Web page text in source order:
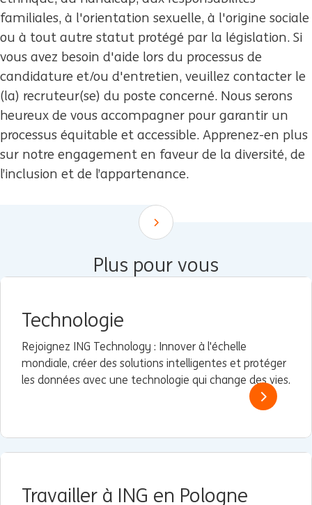
familiales, à l'orientation sexuelle, à l'origine sociale
ou à tout autre statut protégé par la législation. Si
vous avez besoin d'aide lors du processus de
candidature et/ou d'entretien, veuillez contacter le
(la) recruteur(se) du poste concerné. Nous serons
heureux de vous accompagner pour garantir un
processus équitable et accessible. Apprenez-en plus
sur notre engagement en faveur de la diversité, de
l’inclusion et de l’appartenance.
Scroll down
Plus pour vous
Technologie
Rejoignez ING Technology : Innover à l'échelle
mondiale, créer des solutions intelligentes et protéger
les données avec une technologie qui change des vies.
Travailler à ING en Pologne